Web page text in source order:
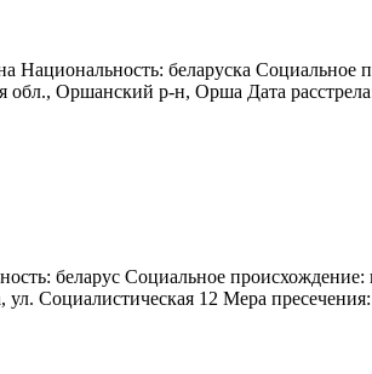
беларуска Социальное
Оршанский р-н, Орша Дата
беларус Социальное происхождение:
Социалистическая 12 Мера пресечения: